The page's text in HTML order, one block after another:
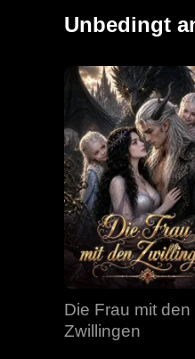
Unbedingt
Die Frau mit den
Zwillingen